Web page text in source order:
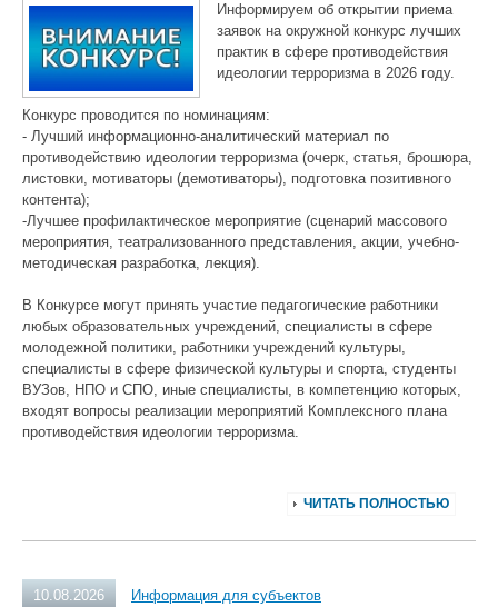
Информируем об открытии приема
заявок на окружной конкурс лучших
практик в сфере противодействия
идеологии терроризма в 2026 году.
Конкурс проводится по номинациям:
- Лучший информационно-аналитический материал по
противодействию идеологии терроризма (очерк, статья, брошюра,
листовки, мотиваторы (демотиваторы), подготовка позитивного
контента);
-Лучшее профилактическое мероприятие (сценарий массового
мероприятия, театрализованного представления, акции, учебно-
методическая разработка, лекция).
В Конкурсе могут принять участие педагогические работники
любых образовательных учреждений, специалисты в сфере
молодежной политики, работники учреждений культуры,
специалисты в сфере физической культуры и спорта, студенты
ВУЗов, НПО и СПО, иные специалисты, в компетенцию которых,
входят вопросы реализации мероприятий Комплексного плана
противодействия идеологии терроризма.
ЧИТАТЬ ПОЛНОСТЬЮ
10.08.2026
Информация для субъектов